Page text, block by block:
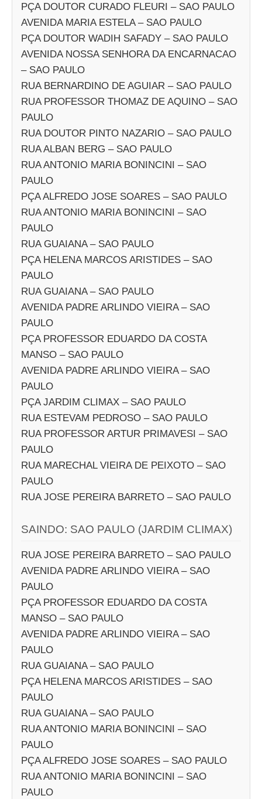
PÇA DOUTOR CURADO FLEURI – SAO PAULO
AVENIDA MARIA ESTELA – SAO PAULO
PÇA DOUTOR WADIH SAFADY – SAO PAULO
AVENIDA NOSSA SENHORA DA ENCARNACAO
– SAO PAULO
RUA BERNARDINO DE AGUIAR – SAO PAULO
RUA PROFESSOR THOMAZ DE AQUINO – SAO
PAULO
RUA DOUTOR PINTO NAZARIO – SAO PAULO
RUA ALBAN BERG – SAO PAULO
RUA ANTONIO MARIA BONINCINI – SAO
PAULO
PÇA ALFREDO JOSE SOARES – SAO PAULO
RUA ANTONIO MARIA BONINCINI – SAO
PAULO
RUA GUAIANA – SAO PAULO
PÇA HELENA MARCOS ARISTIDES – SAO
PAULO
RUA GUAIANA – SAO PAULO
AVENIDA PADRE ARLINDO VIEIRA – SAO
PAULO
PÇA PROFESSOR EDUARDO DA COSTA
MANSO – SAO PAULO
AVENIDA PADRE ARLINDO VIEIRA – SAO
PAULO
PÇA JARDIM CLIMAX – SAO PAULO
RUA ESTEVAM PEDROSO – SAO PAULO
RUA PROFESSOR ARTUR PRIMAVESI – SAO
PAULO
RUA MARECHAL VIEIRA DE PEIXOTO – SAO
PAULO
RUA JOSE PEREIRA BARRETO – SAO PAULO
SAINDO: SAO PAULO (JARDIM CLIMAX)
RUA JOSE PEREIRA BARRETO – SAO PAULO
AVENIDA PADRE ARLINDO VIEIRA – SAO
PAULO
PÇA PROFESSOR EDUARDO DA COSTA
MANSO – SAO PAULO
AVENIDA PADRE ARLINDO VIEIRA – SAO
PAULO
RUA GUAIANA – SAO PAULO
PÇA HELENA MARCOS ARISTIDES – SAO
PAULO
RUA GUAIANA – SAO PAULO
RUA ANTONIO MARIA BONINCINI – SAO
PAULO
PÇA ALFREDO JOSE SOARES – SAO PAULO
RUA ANTONIO MARIA BONINCINI – SAO
PAULO